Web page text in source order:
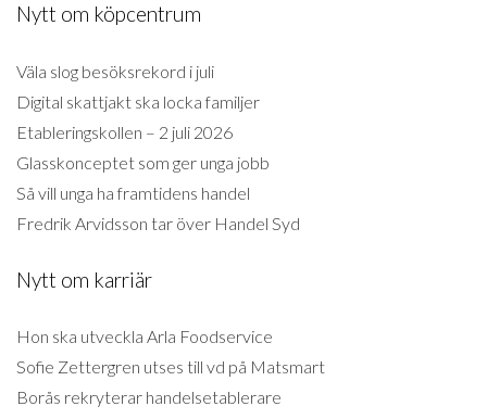
Nytt om köpcentrum
Väla slog besöksrekord i juli
Digital skattjakt ska locka familjer
Etableringskollen – 2 juli 2026
Glasskonceptet som ger unga jobb
Så vill unga ha framtidens handel
Fredrik Arvidsson tar över Handel Syd
Nytt om karriär
Hon ska utveckla Arla Foodservice
Sofie Zettergren utses till vd på Matsmart
Borås rekryterar handelsetablerare